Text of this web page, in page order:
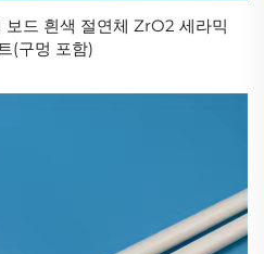
보드 흰색 절연체 ZrO2 세라믹
(구멍 포함)